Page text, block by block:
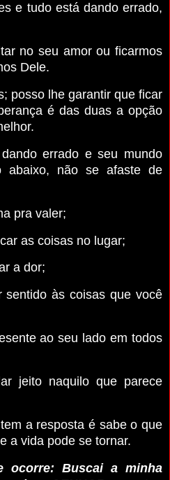
e tudo está dando errado,
no seu amor ou ficarmos
Dele.
posso lhe garantir que ficar
é das duas a opção
errado e seu mundo
abaixo, não se afaste de
pra valer;
as coisas no lugar;
a dor;
às coisas que você
ao seu lado em todos
jeito naquilo que parece
a resposta é sabe o que
a vida pode se tornar.
ocorre: Buscai a minha